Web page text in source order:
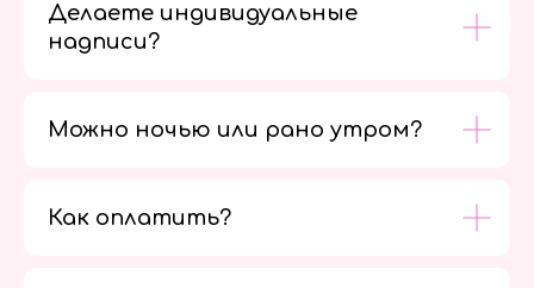
Делаете индивидуальные
надписи?
Можно ночью или рано утром?
Как оплатить?